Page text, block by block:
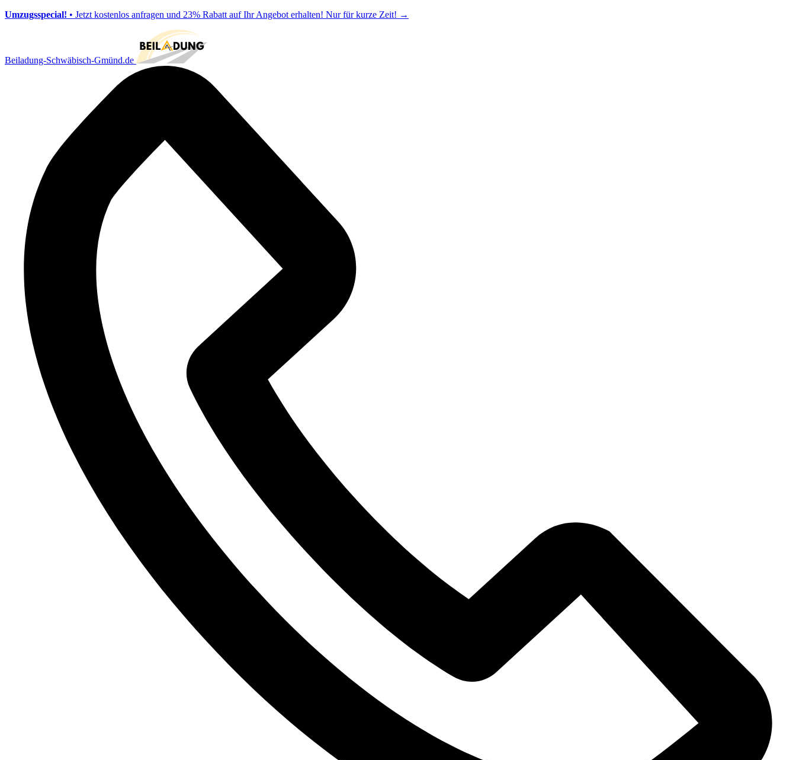
Umzugsspecial! • Jetzt kostenlos anfragen und 23% Rabatt auf Ihr Angebot erhalten! Nur für kurze Zeit! →
Beiladung-Schwäbisch-Gmünd.de